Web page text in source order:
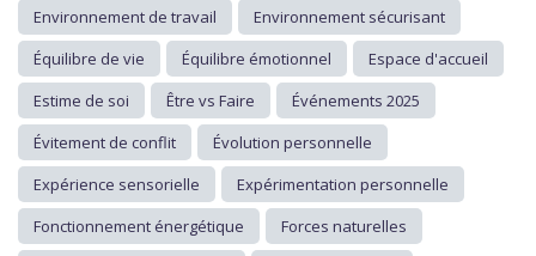
Environnement de travail
Environnement sécurisant
Équilibre de vie
Équilibre émotionnel
Espace d'accueil
Estime de soi
Être vs Faire
Événements 2025
Évitement de conflit
Évolution personnelle
Expérience sensorielle
Expérimentation personnelle
Fonctionnement énergétique
Forces naturelles